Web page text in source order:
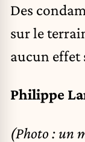
Des
sur le
aucun
Philippe
(Photo : un